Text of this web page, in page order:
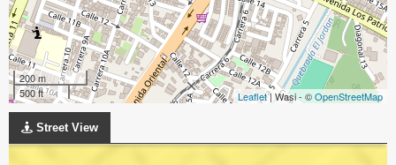
200 m
500 ft
Leaflet| Wasi - ©OpenStreetMap
Street View